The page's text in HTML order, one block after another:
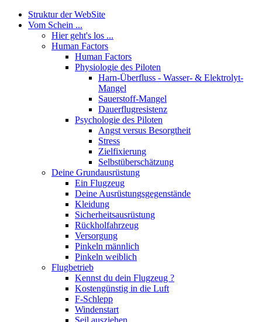
Struktur der WebSite
Vom Schein ...
Hier geht's los ...
Human Factors
Human Factors
Physiologie des Piloten
Harn-Überfluss - Wasser- & Elektrolyt-
Mangel
Sauerstoff-Mangel
Dauerflugresistenz
Psychologie des Piloten
Angst versus Besorgtheit
Stress
Zielfixierung
Selbstüberschätzung
Deine Grundausrüstung
Ein Flugzeug
Deine Ausrüstungsgegenstände
Kleidung
Sicherheitsausrüstung
Rückholfahrzeug
Versorgung
Pinkeln männlich
Pinkeln weiblich
Flugbetrieb
Kennst du dein Flugzeug ?
Kostengünstig in die Luft
F-Schlepp
Windenstart
Seil ausziehen